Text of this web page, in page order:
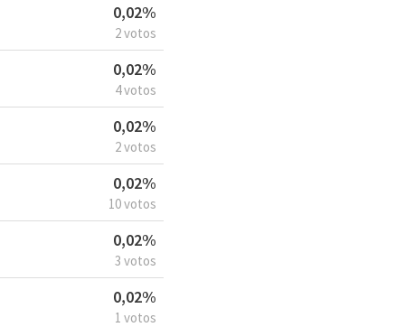
0,02%
2 votos
0,02%
4 votos
0,02%
2 votos
0,02%
10 votos
0,02%
3 votos
0,02%
1 votos